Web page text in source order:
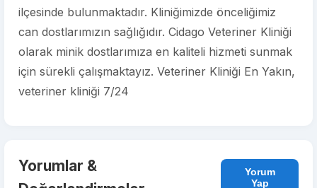
ilçesinde bulunmaktadır. Kliniğimizde önceliğimiz
can dostlarımızın sağlığıdır. Cidago Veteriner Kliniği
olarak minik dostlarımıza en kaliteli hizmeti sunmak
için sürekli çalışmaktayız. Veteriner Kliniği En Yakın,
veteriner kliniği 7/24
Yorumlar &
Yorum
Yap